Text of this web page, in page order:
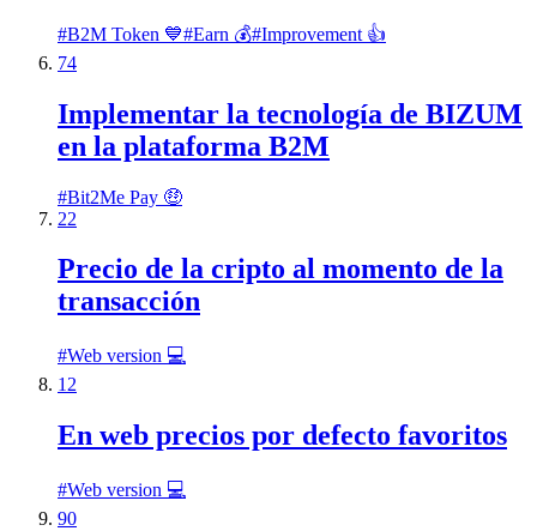
#B2M Token 💙#Earn 💰#Improvement 👍
74
Implementar la tecnología de BIZUM
en la plataforma B2M
#Bit2Me Pay 🤑
22
Precio de la cripto al momento de la
transacción
#Web version 💻
12
En web precios por defecto favoritos
#Web version 💻
90